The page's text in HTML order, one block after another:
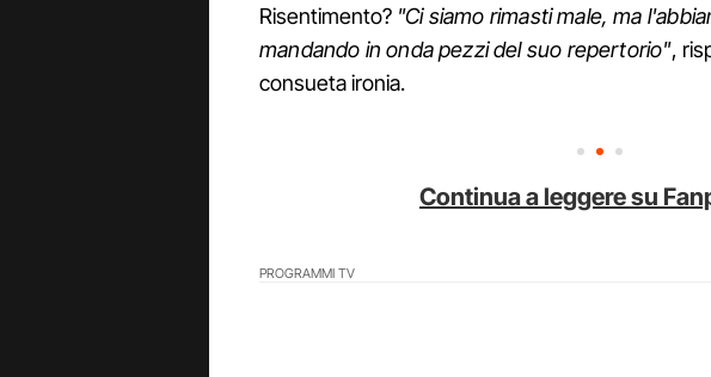
Risentimento? "Ci siamo rimasti male, ma
mandando in onda pezzi del suo repertorio",
consueta ironia.
Continua a leggere su
PROGRAMMI TV